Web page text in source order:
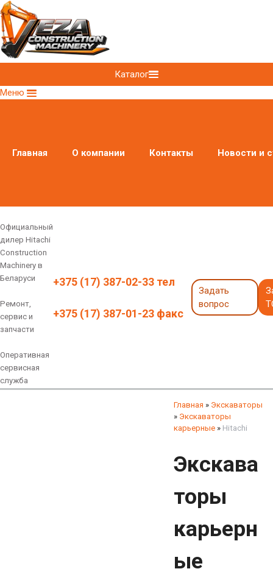
Каталог
Меню
Главная О компании Контакты Новости и
Официальный
дилер Hitachi
Construction
Machinery в
Беларуси
Ремонт,
сервис и
запчасти
Оперативная
сервисная
служба
+375 (17) 387-02-33 тел
+375 (17) 387-01-23 факс
Задать
вопрос
Главная » Экскаваторы
» Экскаваторы
карьерные » Hitachi
Экскава
торы
карьерн
ые